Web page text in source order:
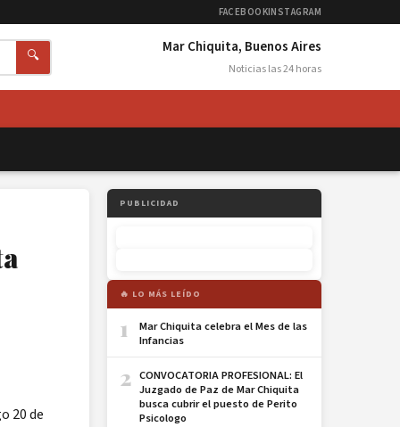
FACEBOOKINSTAGRAM
🔍 Mar Chiquita, Buenos Aires
Noticias las 24 horas
20 de
PUBLICIDAD
🔥 LO MÁS LEÍDO
1
Mar Chiquita celebra el Mes de las
Infancias
2 CONVOCATORIA PROFESIONAL: El
Juzgado de Paz de Mar Chiquita
busca cubrir el puesto de Perito
Psicologo